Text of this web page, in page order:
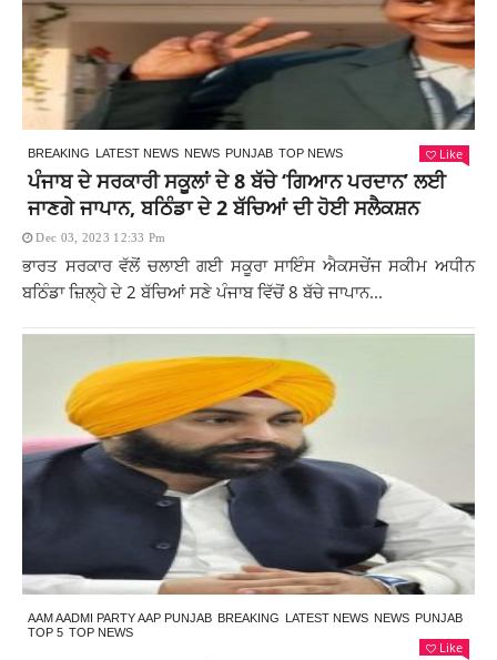
BREAKING LATEST NEWS NEWS PUNJAB TOP NEWS Like
ਪੰਜਾਬ ਦੇ ਸਰਕਾਰੀ ਸਕੂਲਾਂ ਦੇ 8 ਬੱਚੇ ‘ਗਿਆਨ ਪਰਦਾਨ’ ਲਈ
ਜਾਣਗੇ ਜਾਪਾਨ, ਬਠਿੰਡਾ ਦੇ 2 ਬੱਚਿਆਂ ਦੀ ਹੋਈ ਸਲੈਕਸ਼ਨ
Dec 03, 2023 12:33 Pm
ਭਾਰਤ ਸਰਕਾਰ ਵੱਲੋਂ ਚਲਾਈ ਗਈ ਸਕੂਰਾ ਸਾਇੰਸ ਐਕਸਚੇਂਜ ਸਕੀਮ ਅਧੀਨ
ਬਠਿੰਡਾ ਜ਼ਿਲ੍ਹੇ ਦੇ 2 ਬੱਚਿਆਂ ਸਣੇ ਪੰਜਾਬ ਵਿੱਚੋਂ 8 ਬੱਚੇ ਜਾਪਾਨ...
AAM AADMI PARTY AAP PUNJAB BREAKING LATEST NEWS NEWS PUNJAB
TOP 5 TOP NEWS
Like